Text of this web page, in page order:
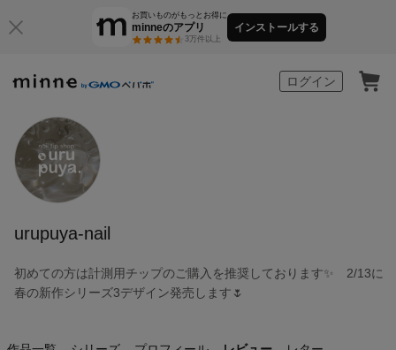
お買いものがもっとお得に
minneのアプリ
3万件以上
インストールする
ログイン
urupuya-nail
初めての方は計測用チップのご購入を推奨しております✨ 2/13に
春の新作シリーズ3デザイン発売します🌷